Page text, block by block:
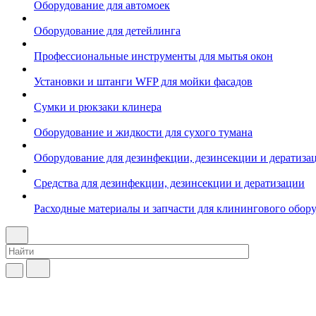
Оборудование для автомоек
Оборудование для детейлинга
Профессиональные инструменты для мытья окон
Установки и штанги WFP для мойки фасадов
Сумки и рюкзаки клинера
Оборудование и жидкости для сухого тумана
Оборудование для дезинфекции, дезинсекции и
Средства для дезинфекции, дезинсекции и дератизации
Расходные материалы и запчасти для клинингового